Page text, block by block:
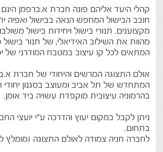
קהלי היעד אליהם פונה חברת א.ברפמן
חובב הבישול המחפש הנאה בבישול ואפיה
מקצוענים. תנורי בישול ויחידות בישול
מהוות את השילוב האידיאלי, של תנור בישול
המתאים לכל קו עיצוב במטבח המודרני של
אולם התצוגה המרשים והיחודי של חברת
המתחדש של תל אביב ומעוצב בסגנון
בהרמוניה עיצובית מוקפדת עשויה ביד אומן.
ניתן לקבל במקום יעוץ והדרכה ע"י יועצי
בתחום.
לחברה חניה צמודה לאולם התצוגה